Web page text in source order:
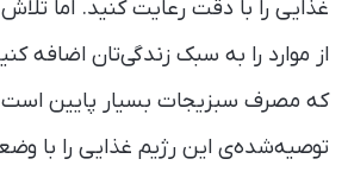
غذایی را با دقت رعایت کنید. اما
از موارد را به سبک زندگی‌تان اضافه
که مصرف سبزیجات بسیار پایین است
توصیه‌شده‌ی این رژیم غذایی را با